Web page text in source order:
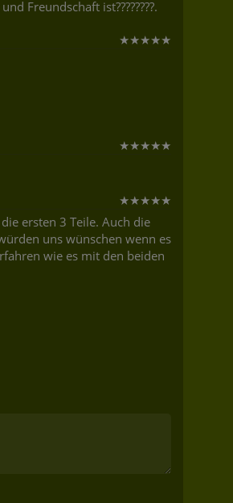
Freundschaft ist????????.
★★★★★
★★★★★
★★★★★
ersten 3 Teile. Auch die
uns wünschen wenn es
wie es mit den beiden